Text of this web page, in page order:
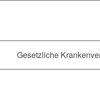
Gesetzliche